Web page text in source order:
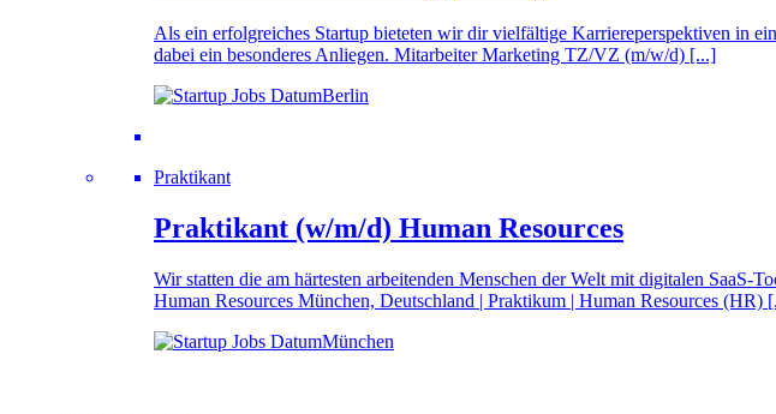
Als ein erfolg­reiches Startup bieteten wir dir viel­fältige Karriere­perspektiven in
dabei ein beson­deres Anliegen. Mitarbeiter Marketing TZ/VZ (m/w/d) [...]
Berlin
Praktikant
Praktikant (w/m/d) Human Resources
Wir statten die am härtesten arbeitenden Menschen der Welt mit digitalen
Human Resources München, Deutschland | Praktikum | Human Resources (HR)
München